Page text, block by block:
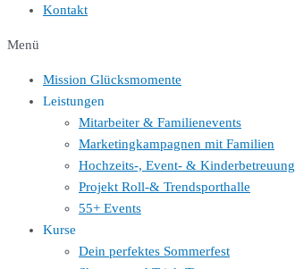
Kontakt
Menü
Mission Glücksmomente
Leistungen
Mitarbeiter & Familienevents
Marketingkampagnen mit Familien
Hochzeits-, Event- & Kinderbetreuung
Projekt Roll-& Trendsporthalle
55+ Events
Kurse
Dein perfektes Sommerfest